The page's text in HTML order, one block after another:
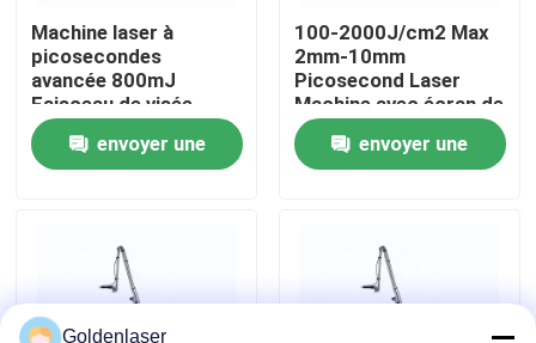
Visite d'usine
Contrôle de qualité
Nouvelles
Demandez une citation
Machine laser à
picosecondes
avancée 800mJ
Faisceau de visée
réglable à densité
d'énergieenvoyer une
100-2000J/cm2 Max
2mm-10mm
Picosecond Laser
Machine avec écran de
12 pouces
envoyer une
Goldenlaser